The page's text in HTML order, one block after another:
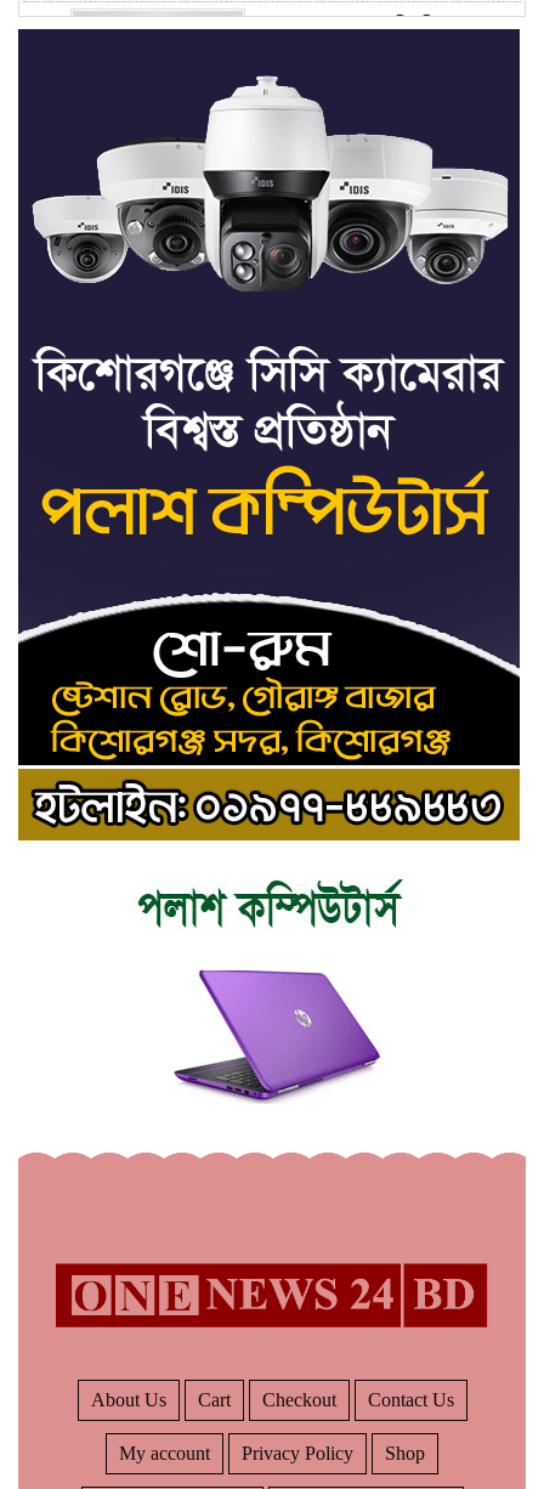
৪ মন্ত্রণালয়ে নতুন সচিব নিয়োগ, ২
শেখ হাসিনার সঙ্গে পালানোর ফ্লাইট
কীভাবে মিস করেছিলেন সালমান এফ
রহমান
৭
ভাত রান্নার সময় নরম হয়ে গেলে কী
করবেন
৮
মৃত্যুদণ্ড বাদ না দেওয়ায়
প্রত্যক্ষদর্শীদের তথ্য দেয়নি জাতিসংঘ:
ট্রাইব্যুনালকে প্রসিকিউটর
৯
তাড়াইলে রাউতি মানবসেবা ফাউন্ডেশনের
আয়োজনে কাফন-দাফন বিষয়ক বিশেষ
প্রশিক্ষণ কর্মশালা
About Us Cart Checkout Contact Us
My account Privacy Policy Shop